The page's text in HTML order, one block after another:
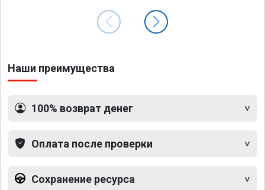
Наши преимущества
100% возврат денег
Оплата после проверки
Сохранение ресурса